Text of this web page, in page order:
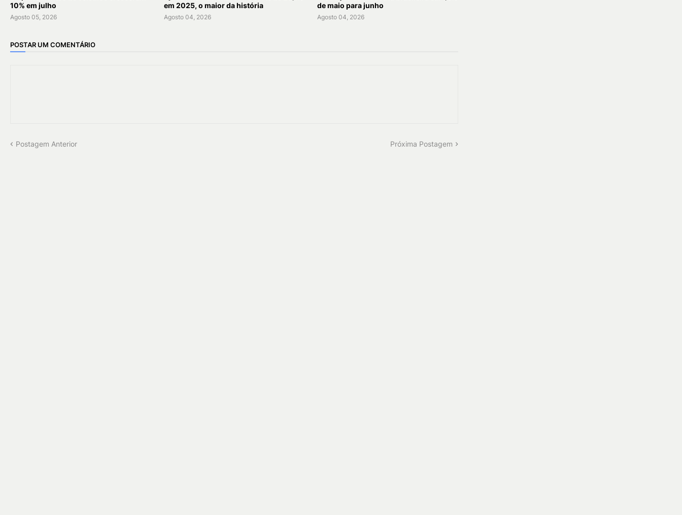
10% em julho
Agosto 05, 2026
em 2025, o maior da história
Agosto 04, 2026
de maio para junho
Agosto 04, 2026
POSTAR UM COMENTÁRIO
Postagem Anterior Próxima Postagem